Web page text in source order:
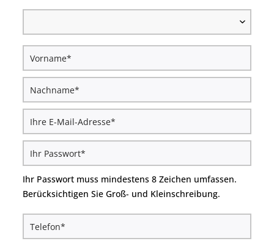
Ihr Passwort muss mindestens 8 Zeichen umfassen.
Berücksichtigen Sie Groß- und Kleinschreibung.